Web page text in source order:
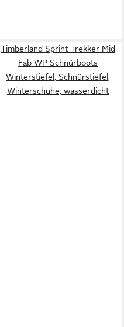
Timberland Sprint Trekker Mid
Fab WP Schnürboots
Winterstiefel, Schnürstiefel,
Winterschuhe, wasserdicht